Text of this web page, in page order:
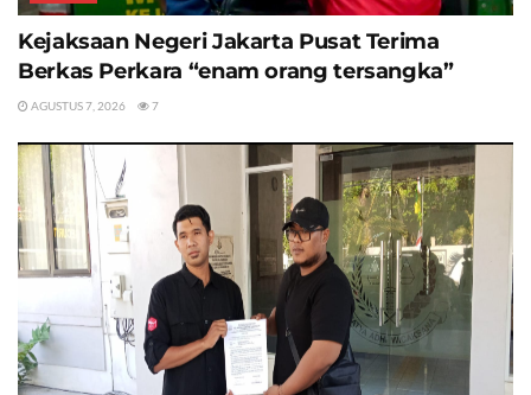
Kejaksaan Negeri Jakarta Pusat Terima
Berkas Perkara “enam orang tersangka”
AGUSTUS 7, 2026 7